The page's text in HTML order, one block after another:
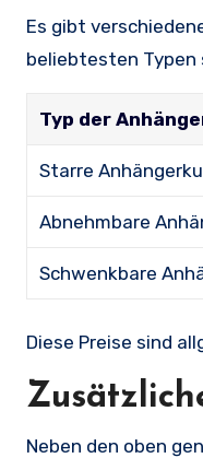
Es gibt
beliebtesten Typen
Typ der
Starre
Abnehmbare
Schwenkbare
Diese Preise sind
Neben den oben